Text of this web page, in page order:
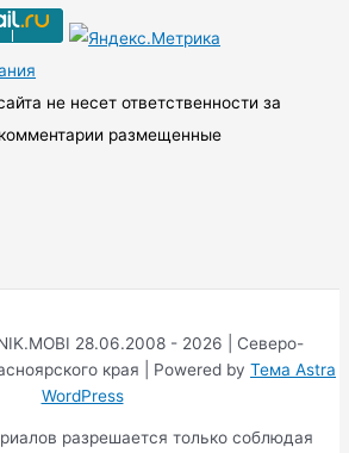
не несет ответственности за
размещенные
28.06.2008 - 2026 | Северо-
края | Powered by Тема Astra
WordPress
разрешается только соблюдая